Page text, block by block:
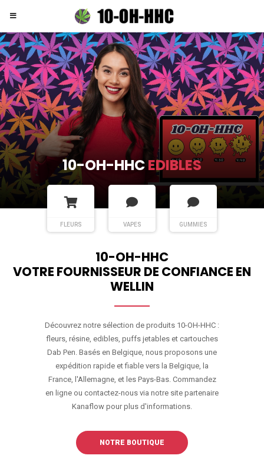
10-OH-HHCFLEURS
FLEURS VAPES GUMMIES
10-OH-HHC
VOTRE FOURNISSEUR DE CONFIANCE EN
WELLIN
Découvrez notre sélection de produits 10-OH-HHC :
fleurs, résine, edibles, puffs jetables et cartouches
Dab Pen. Basés en Belgique, nous proposons une
expédition rapide et fiable vers la Belgique, la
France, l'Allemagne, et les Pays-Bas. Commandez
en ligne ou contactez-nous via notre site partenaire
Kanaflow pour plus d'informations.
NOTRE BOUTIQUE